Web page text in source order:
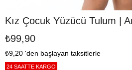
Kız Çocuk Yüzücü Tulum |
₺99,90
₺9,20 'den başlayan taksitlerle
24 SAATTE KARGO